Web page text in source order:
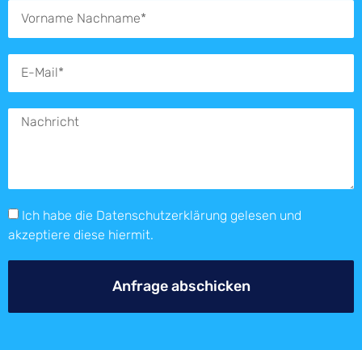
Ich habe die Datenschutzerklärung gelesen und
akzeptiere diese hiermit.
Anfrage abschicken